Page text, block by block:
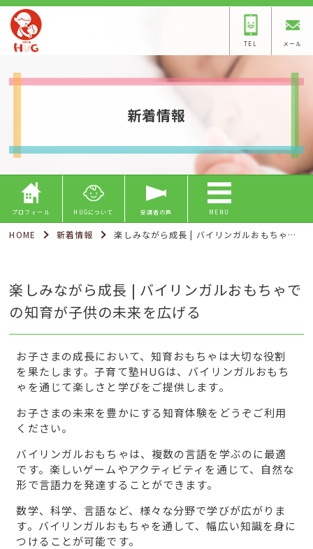
TEL メール
新着情報
プロフィール HUGについて 受講者の声 MENU
HOME 新着情報 楽しみながら成長 | バイリンガルおもちゃでの知育が子供の未来を広げる
楽しみながら成長 | バイリンガルおもちゃで
の知育が子供の未来を広げる
お子さまの成長において、知育おもちゃは大切な役割
を果たします。子育て塾HUGは、バイリンガルおもち
ゃを通じて楽しさと学びをご提供します。
お子さまの未来を豊かにする知育体験をどうぞご利用
ください。
バイリンガルおもちゃは、複数の言語を学ぶのに最適
です。楽しいゲームやアクティビティを通じて、自然な
形で言語力を発達することができます。
数学、科学、言語など、様々な分野で学びが広がりま
す。バイリンガルおもちゃを通して、幅広い知識を身に
つけることが可能です。